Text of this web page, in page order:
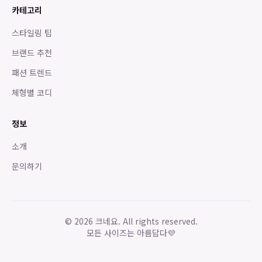
카테고리
스타일링 팁
브랜드 추천
패션 트렌드
체형별 코디
정보
소개
문의하기
© 2026 크네요. All rights reserved.
모든 사이즈는 아름답다💜